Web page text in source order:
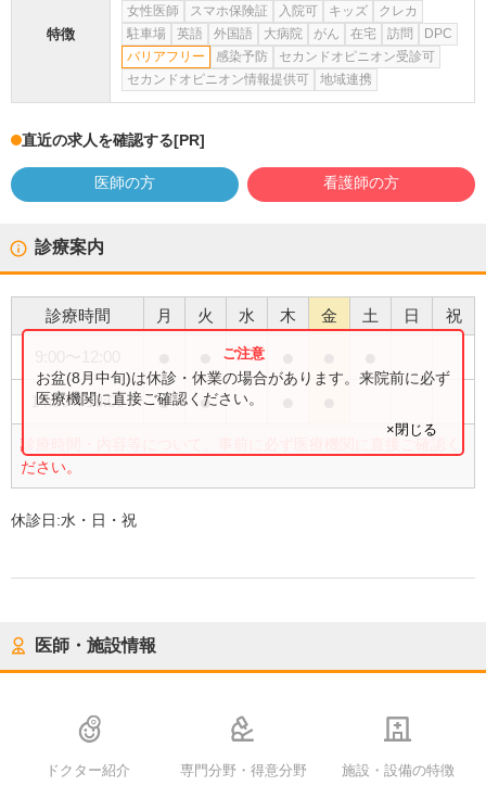
特徴
女性医師
スマホ保険証 入院可 キッズ
クレカ
駐車場
英語 外国語 大病院 がん 在宅 訪問
DPC
バリアフリー
感染予防
セカンドオピニオン受診可
セカンドオピニオン情報提供可
地域連携
直近の求人を確認する[PR]
医師の方 看護師の方
診療案内
診療時間 月 火 水 木 金 土 日 祝
14:30〜18:00 ● ●
診療時間・内容等について、事前に必ず医療機関に直接ご確認く
ださい。
お盆(8月中旬)は休診・休業の場合があります。来院前に必ず
医療機関に直接ご確認ください。
×閉じる
休診日:水・日・祝
医師・施設情報
ドクター紹介 専門分野・得意分野 施設・設備の特徴